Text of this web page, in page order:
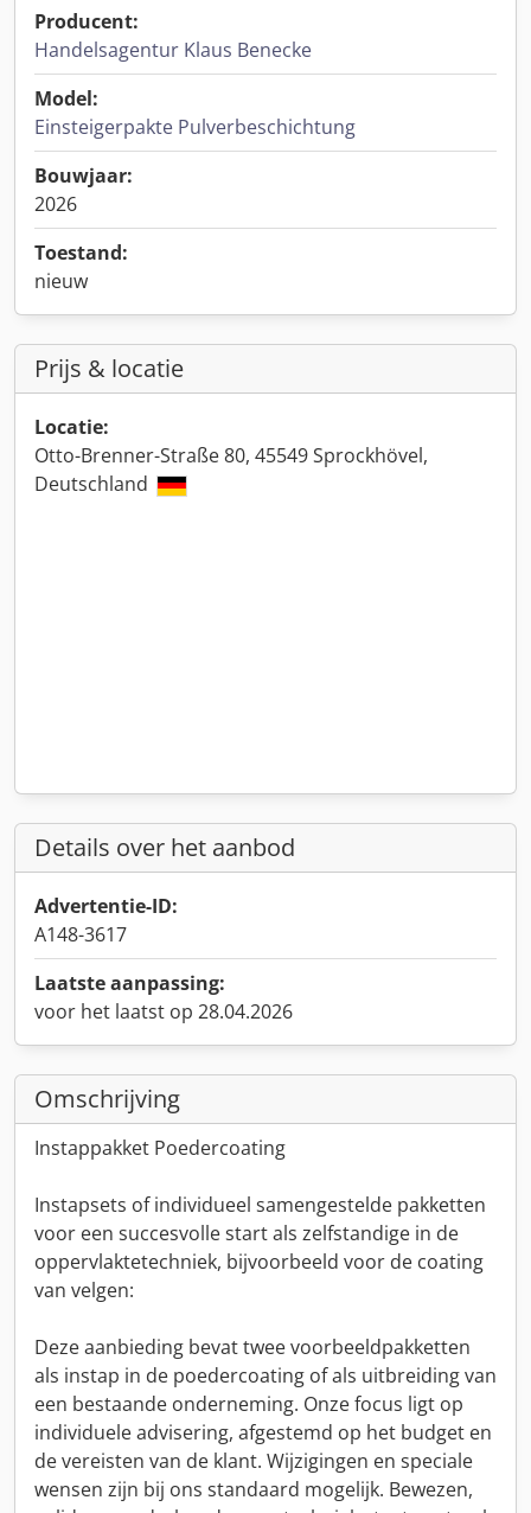
Producent:
Handelsagentur Klaus Benecke
Model:
Einsteigerpakte Pulverbeschichtung
Bouwjaar:
2026
Toestand:
nieuw
Prijs & locatie
Locatie:
Otto-Brenner-Straße 80, 45549 Sprockhövel,
Deutschland
Details over het aanbod
Advertentie-ID:
A148-3617
Laatste aanpassing:
voor het laatst op 28.04.2026
Omschrijving
Instappakket Poedercoating
Instapsets of individueel samengestelde pakketten
voor een succesvolle start als zelfstandige in de
oppervlaktetechniek, bijvoorbeeld voor de coating
van velgen:
Deze aanbieding bevat twee voorbeeldpakketten
als instap in de poedercoating of als uitbreiding van
een bestaande onderneming. Onze focus ligt op
individuele advisering, afgestemd op het budget en
de vereisten van de klant. Wijzigingen en speciale
wensen zijn bij ons standaard mogelijk. Bewezen,